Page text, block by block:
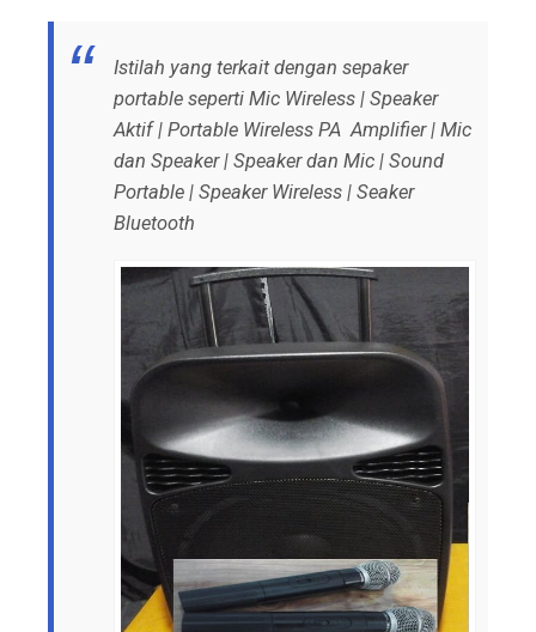
Istilah yang terkait dengan sepaker
portable seperti Mic Wireless | Speaker
Aktif | Portable Wireless PA Amplifier | Mic
dan Speaker | Speaker dan Mic | Sound
Portable | Speaker Wireless | Seaker
Bluetooth